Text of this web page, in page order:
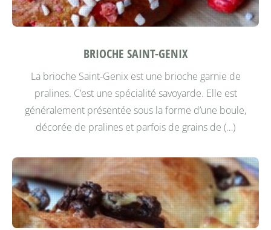
BRIOCHE SAINT-GENIX
La brioche Saint-Genix est une brioche garnie de
pralines. C’est une spécialité savoyarde. Elle est
généralement présentée sous la forme d’une boule,
décorée de pralines et parfois de grains de (…)